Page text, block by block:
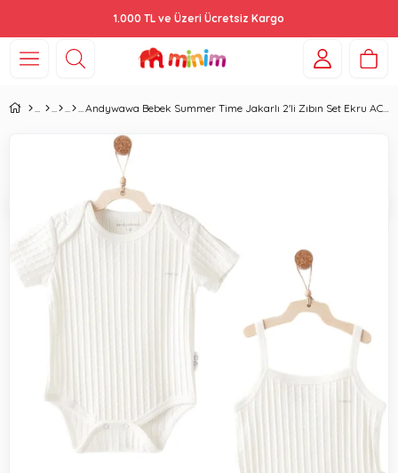
1.000 TL ve Üzeri Ücretsiz Kargo
Andywawa Bebek Summer Time Jakarlı 2'li Zıbın Set Ekru AC26505